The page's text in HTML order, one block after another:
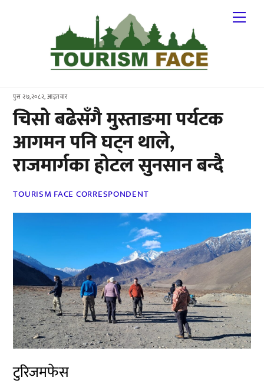
पुस २७,२०८२, आइतवार
चिसो बढेसँगै मुस्ताङमा पर्यटक
आगमन पनि घट्न थाले,
राजमार्गका होटल सुनसान बन्दै
TOURISM FACE CORRESPONDENT
टुरिजमफेस